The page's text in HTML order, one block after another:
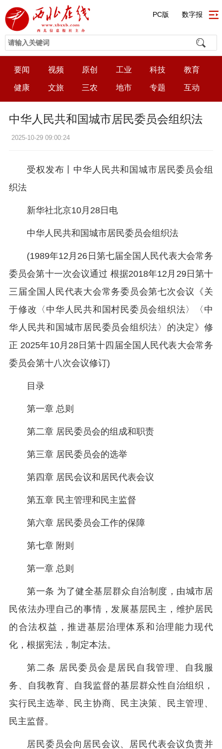
PC版 数字报
要闻 视频 原创 工业 科技 教育
健康 文旅 三农 地市 专题 互动
中华人民共和国城市居民委员会组织法
2025-10-29 09:00:24
受权发布丨中华人民共和国城市居民委员会组
织法
新华社北京10月28日电
中华人民共和国城市居民委员会组织法
(1989年12月26日第七届全国人民代表大会常务
委员会第十一次会议通过 根据2018年12月29日第十
三届全国人民代表大会常务委员会第七次会议《关
于修改〈中华人民共和国村民委员会组织法〉〈中
华人民共和国城市居民委员会组织法〉的决定》修
正 2025年10月28日第十四届全国人民代表大会常务
委员会第十八次会议修订)
目录
第一章 总则
第二章 居民委员会的组成和职责
第三章 居民委员会的选举
第四章 居民会议和居民代表会议
第五章 民主管理和民主监督
第六章 居民委员会工作的保障
第七章 附则
第一章 总则
第一条 为了健全基层群众自治制度，由城市居
民依法办理自己的事情，发展基层民主，维护居民
的合法权益，推进基层治理体系和治理能力现代
化，根据宪法，制定本法。
第二条 居民委员会是居民自我管理、自我服
务、自我教育、自我监督的基层群众性自治组织，
实行民主选举、民主协商、民主决策、民主管理、
民主监督。
居民委员会向居民会议、居民代表会议负责并